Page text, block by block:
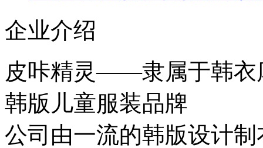
企业介绍
皮咔精灵——隶属于韩衣
韩版儿童服装品牌
公司由一流的韩版设计